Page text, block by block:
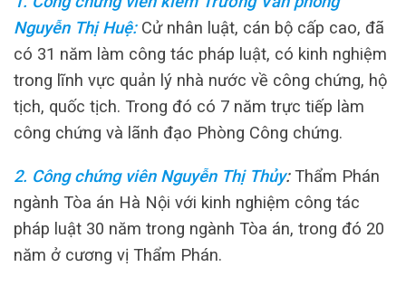
Nguyễn Thị Huệ: Cử nhân luật, cán bộ cấp cao, đã
có 31 năm làm công tác pháp luật, có kinh nghiệm
trong lĩnh vực quản lý nhà nước về công chứng, hộ
tịch, quốc tịch. Trong đó có 7 năm trực tiếp làm
công chứng và lãnh đạo Phòng Công chứng.
2. Công chứng viên Nguyễn Thị Thủy:Thẩm Phán
ngành Tòa án Hà Nội với kinh nghiệm công tác
pháp luật 30 năm trong ngành Tòa án, trong đó 20
năm ở cương vị Thẩm Phán.